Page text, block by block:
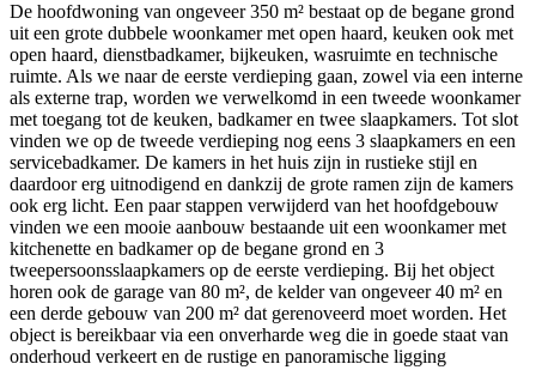
De hoofdwoning van ongeveer 350 m² bestaat op de begane grond
uit een grote dubbele woonkamer met open haard, keuken ook met
open haard, dienstbadkamer, bijkeuken, wasruimte en technische
ruimte. Als we naar de eerste verdieping gaan, zowel via een interne
als externe trap, worden we verwelkomd in een tweede woonkamer
met toegang tot de keuken, badkamer en twee slaapkamers. Tot slot
vinden we op de tweede verdieping nog eens 3 slaapkamers en een
servicebadkamer. De kamers in het huis zijn in rustieke stijl en
daardoor erg uitnodigend en dankzij de grote ramen zijn de kamers
ook erg licht. Een paar stappen verwijderd van het hoofdgebouw
vinden we een mooie aanbouw bestaande uit een woonkamer met
kitchenette en badkamer op de begane grond en 3
tweepersoonsslaapkamers op de eerste verdieping. Bij het object
horen ook de garage van 80 m², de kelder van ongeveer 40 m² en
een derde gebouw van 200 m² dat gerenoveerd moet worden. Het
object is bereikbaar via een onverharde weg die in goede staat van
onderhoud verkeert en de rustige en panoramische ligging